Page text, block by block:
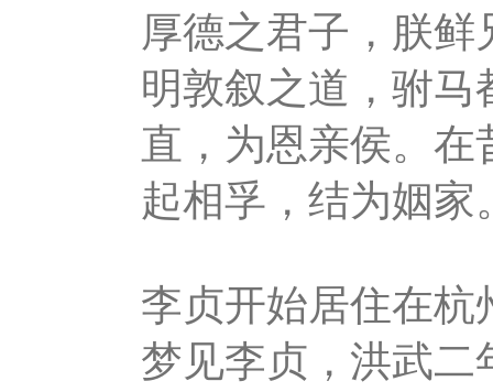
厚德之君子，朕
明敦叙之道，驸
直，为恩亲侯。
起相孚，结为姻家
李贞开始居住在杭
梦见李贞，洪武二